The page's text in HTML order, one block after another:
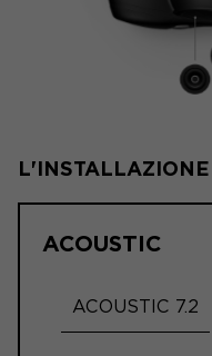
ACOUSTIC
ACOUSTIC 7.2